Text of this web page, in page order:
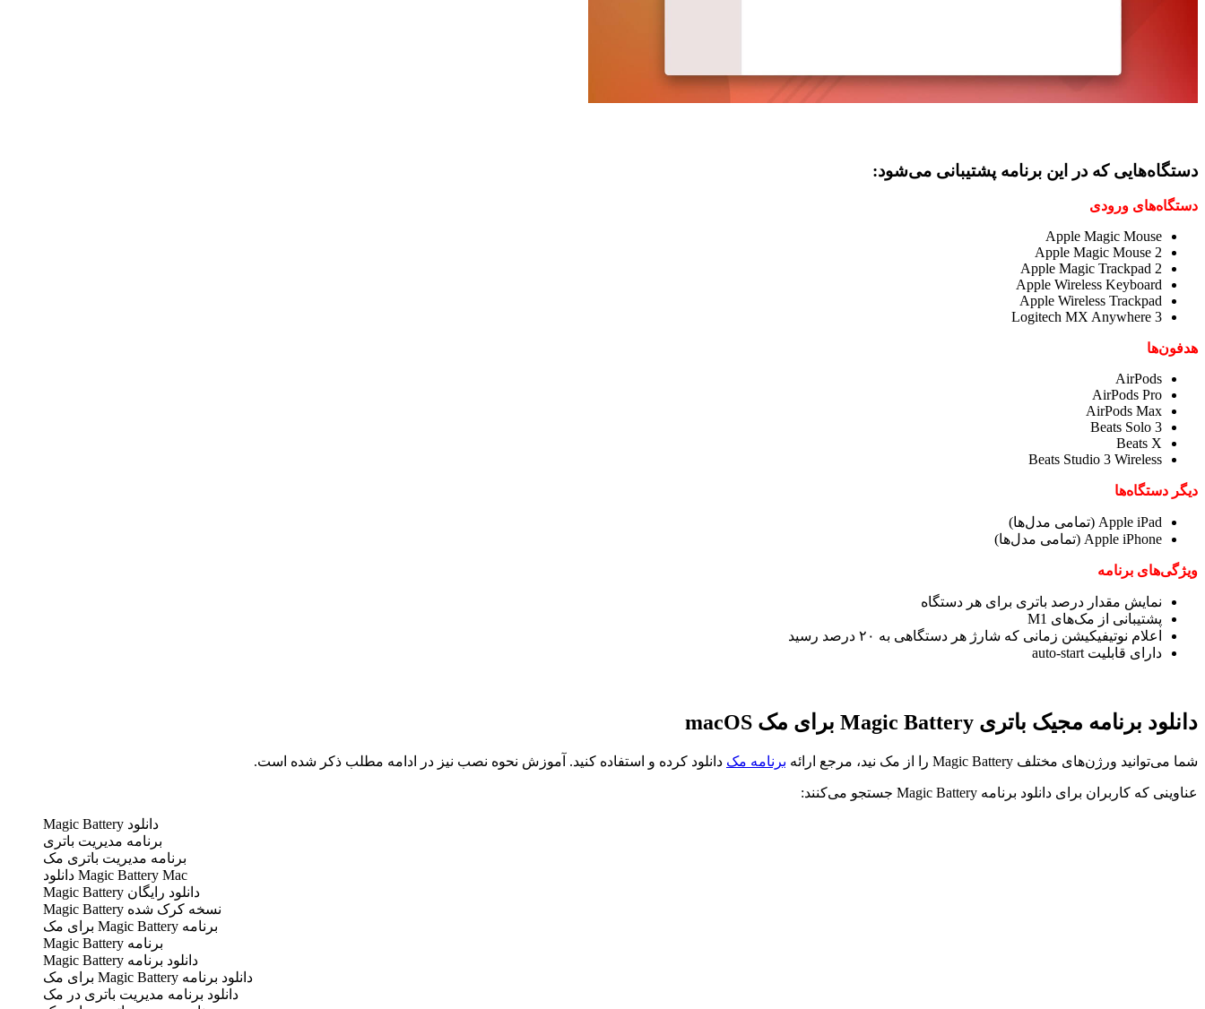
دستگاه‌هایی که در این برنامه پشتیبانی می‌شود:
دستگاه‌های ورودی
Apple Magic Mouse
Apple Magic Mouse 2
Apple Magic Trackpad 2
Apple Wireless Keyboard
Apple Wireless Trackpad
Logitech MX Anywhere 3
هدفون‌ها
AirPods
AirPods Pro
AirPods Max
Beats Solo 3
Beats X
Beats Studio 3 Wireless
دیگر دستگاه‌ها
Apple iPad (تمامی مدل‌ها)
Apple iPhone (تمامی مدل‌ها)
ویژگی‌های برنامه
نمایش مقدار درصد باتری برای هر دستگاه
پشتیبانی از مک‌های M1
اعلام نوتیفیکیشن زمانی که شارژ هر دستگاهی به ۲۰ درصد رسید
دارای قابلیت auto-start
دانلود برنامه مجیک باتری Magic Battery برای مک macOS
شما می‌توانید ورژن‌های مختلف Magic Battery را از مک نید، مرجع ارائه برنامه مک دانلود کرده و استفاده کنید. آموزش نحوه نصب نیز در ادامه مطلب ذکر شده است.
عناوینی که کاربران برای دانلود برنامه Magic Battery جستجو می‌کنند:
دانلود Magic Battery
برنامه مدیریت باتری
برنامه مدیریت باتری مک
Magic Battery Mac دانلود
دانلود رایگان Magic Battery
نسخه کرک شده Magic Battery
برنامه Magic Battery برای مک
برنامه Magic Battery
دانلود برنامه Magic Battery
دانلود برنامه Magic Battery برای مک
دانلود برنامه مدیریت باتری در مک